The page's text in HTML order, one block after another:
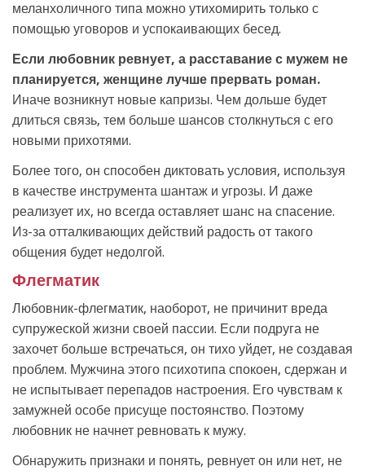
меланхоличного типа можно утихомирить только с
помощью уговоров и успокаивающих бесед.
Если любовник ревнует, а расставание с мужем не
планируется, женщине лучше прервать роман.
Иначе возникнут новые капризы. Чем дольше будет
длиться связь, тем больше шансов столкнуться с его
новыми прихотями.
Более того, он способен диктовать условия, используя
в качестве инструмента шантаж и угрозы. И даже
реализует их, но всегда оставляет шанс на спасение.
Из-за отталкивающих действий радость от такого
общения будет недолгой.
Флегматик
Любовник-флегматик, наоборот, не причинит вреда
супружеской жизни своей пассии. Если подруга не
захочет больше встречаться, он тихо уйдет, не создавая
проблем. Мужчина этого психотипа спокоен, сдержан и
не испытывает перепадов настроения. Его чувствам к
замужней особе присуще постоянство. Поэтому
любовник не начнет ревновать к мужу.
Обнаружить признаки и понять, ревнует он или нет, не